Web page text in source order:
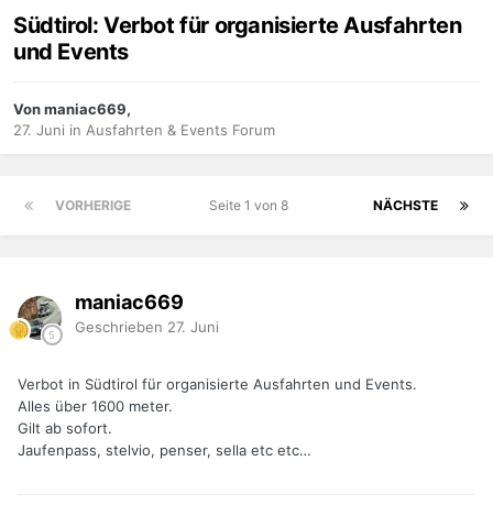
Südtirol: Verbot für organisierte Ausfahrten
und Events
Von maniac669,
27. Juni in Ausfahrten & Events Forum
VORHERIGE NÄCHSTE
Seite 1 von 8
maniac669
Geschrieben 27. Juni
Verbot in Südtirol für organisierte Ausfahrten und Events.
Alles über 1600 meter.
Gilt ab sofort.
Jaufenpass, stelvio, penser, sella etc etc…